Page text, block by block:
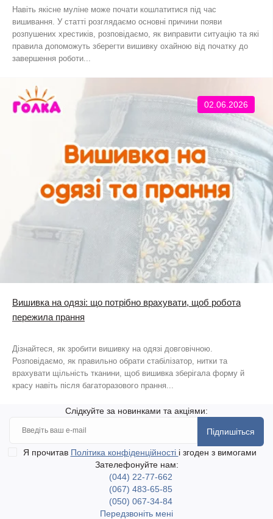
Навіть якісне муліне може почати кошлатитися під час
вишивання. У статті розглядаємо основні причини появи
розпушених хрестиків, розповідаємо, як виправити ситуацію та які
правила допоможуть зберегти вишивку охайною від початку до
завершення роботи...
02.06.2026
Вишивка на одязі: що потрібно врахувати, щоб робота
пережила прання
Дізнайтеся, як зробити вишивку на одязі довговічною.
Розповідаємо, як правильно обрати стабілізатор, нитки та
врахувати щільність тканини, щоб вишивка зберігала форму й
красу навіть після багаторазового прання...
Слідкуйте за новинками та акціями:
Підпишіться
Я прочитав Політика конфіденційності і згоден з вимогами
Зателефонуйте нам:
(044) 22-77-662
(067) 483-65-85
(050) 067-34-84
Передзвоніть мені